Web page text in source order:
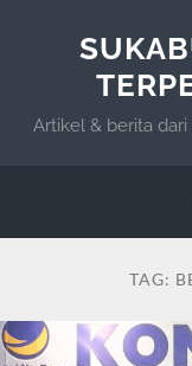
Artikel & berita
TAG: